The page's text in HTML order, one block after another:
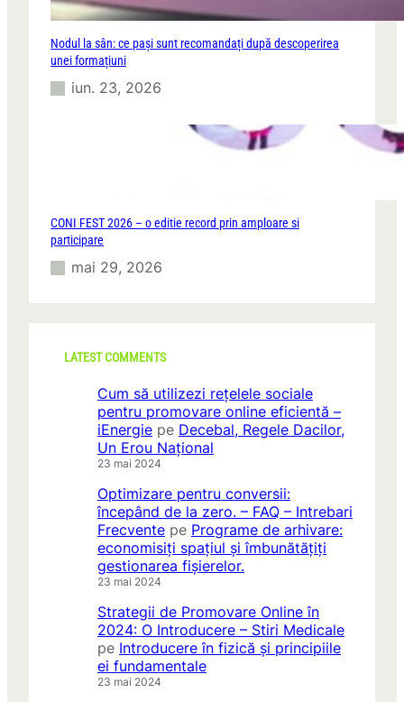
Nodul la sân: ce pași sunt recomandați după descoperirea
unei formațiuni
iun. 23, 2026
CONI FEST 2026 – o editie record prin amploare si
participare
mai 29, 2026
LATEST COMMENTS
Cum să utilizezi rețelele sociale
pentru promovare online eficientă –
iEnergie pe Decebal, Regele Dacilor,
Un Erou Național
23 mai 2024
Optimizare pentru conversii:
începând de la zero. – FAQ – Intrebari
Frecvente pe Programe de arhivare:
economisiți spațiul și îmbunătățiți
gestionarea fișierelor.
23 mai 2024
Strategii de Promovare Online în
2024: O Introducere – Stiri Medicale
pe Introducere în fizică și principiile
ei fundamentale
23 mai 2024